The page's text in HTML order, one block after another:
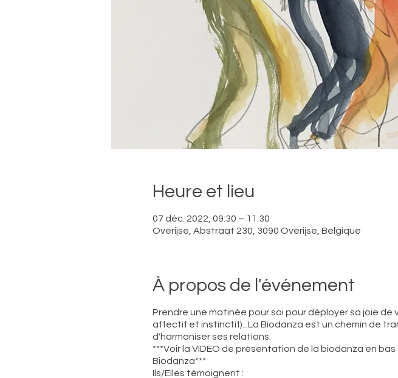
Heure et lieu
07 déc. 2022, 09:30 – 11:30
Overijse, Abstraat 230, 3090 Overijse, Belgique
À propos de l'événement
Prendre une matinée pour soi pour déployer sa joie
affectif et instinctif)...La Biodanza est un chemin de
d'harmoniser ses relations.
***Voir la VIDEO de présentation de la biodanza en
Biodanza***
Ils/Elles témoignent :